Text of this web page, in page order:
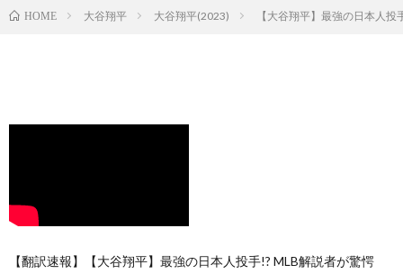
HOME 大谷翔平 大谷翔平(2023) 【大谷翔平】最強の日本人
【翻訳速報】【大谷翔平】最強の日本人投手!? MLB解説者が驚愕